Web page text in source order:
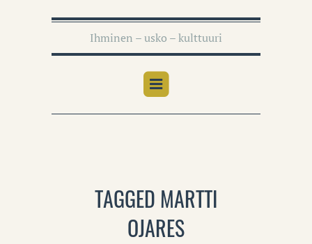
Ihminen – usko – kulttuuri
TAGGED MARTTI
OJARES